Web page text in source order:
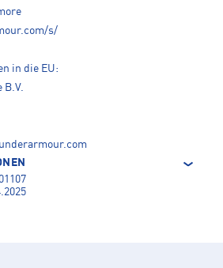
s/
in die EU:
B.V.